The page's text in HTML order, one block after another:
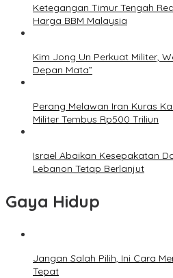
Ketegangan Timur Tengah
Harga BBM Malaysia
Kim Jong Un Perkuat Militer,
Depan Mata”
Perang Melawan Iran Kuras
Militer Tembus Rp500 Triliun
Israel Abaikan Kesepakatan
Lebanon Tetap Berlanjut
Gaya Hidup
Jangan Salah Pilih, Ini Cara
Tepat